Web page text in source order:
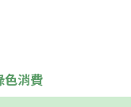
色消費